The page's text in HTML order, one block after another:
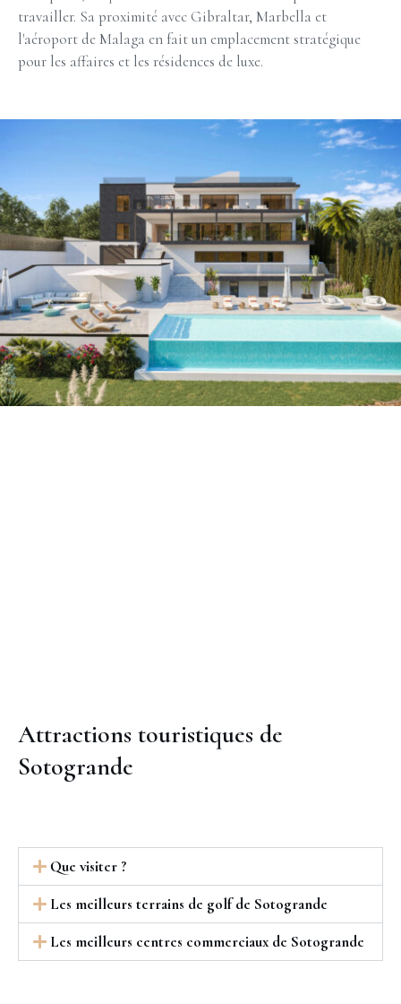
travailler. Sa proximité avec Gibraltar, Marbella et
l'aéroport de Malaga en fait un emplacement stratégique
pour les affaires et les résidences de luxe.
Attractions touristiques de
Sotogrande
Que visiter ?
Les meilleurs terrains de golf de Sotogrande
Les meilleurs centres commerciaux de Sotogrande